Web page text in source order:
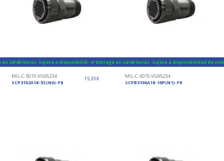
24/48 Horas. Sujeta a disponibilidad de componentes
MIL-C-5015-VG95234
SCP3102A18-5S(N6)-F8
15,33 €
Entrega en 24/48 Horas. Sujeta a disponibilidad de
MIL-C-5015-VG95234
SCPB3106A18-10P(N1)-F8